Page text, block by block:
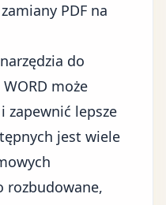
PDF na
do
może
zapewnić lepsze
jest wiele
rozbudowane,